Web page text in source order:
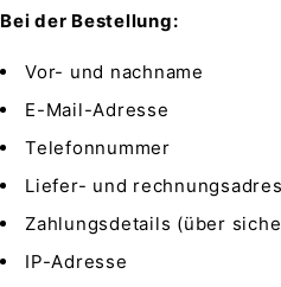
Bei der Bestellung:
Vor- und nachname
E-Mail-Adresse
Telefonnummer
Liefer- und
Zahlungsdetails (über
IP-Adresse